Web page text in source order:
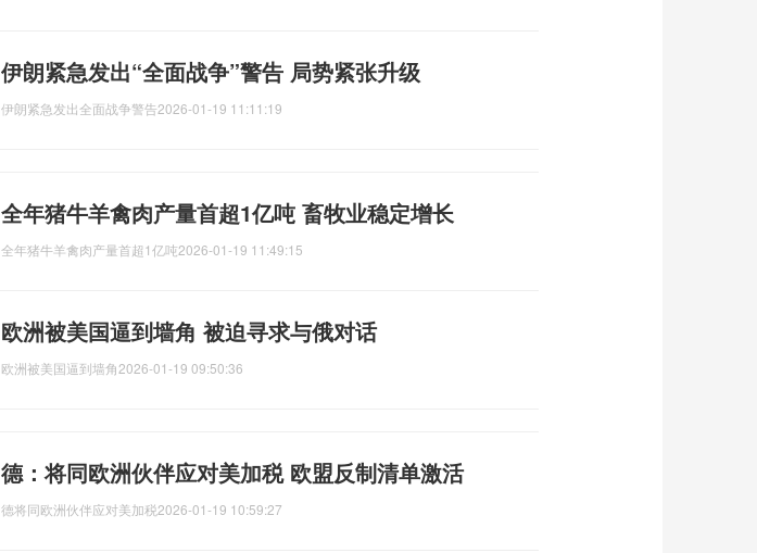
伊朗紧急发出“全面战争”警告 局势紧张升级
伊朗紧急发出全面战争警告2026-01-19 11:11:19
全年猪牛羊禽肉产量首超1亿吨 畜牧业稳定增长
全年猪牛羊禽肉产量首超1亿吨2026-01-19 11:49:15
欧洲被美国逼到墙角 被迫寻求与俄对话
欧洲被美国逼到墙角2026-01-19 09:50:36
德：将同欧洲伙伴应对美加税 欧盟反制清单激活
德将同欧洲伙伴应对美加税2026-01-19 10:59:27